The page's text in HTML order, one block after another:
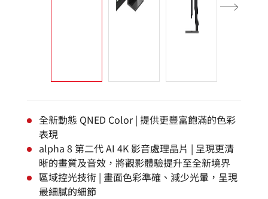
全新動態 QNED Color | 提供更豐富飽滿的色彩
表現
alpha 8 第二代 AI 4K 影音處理晶片 | 呈現更清
晰的畫質及音效，將觀影體驗提升至全新境界
區域控光技術 | 畫面色彩準確、減少光暈，呈現
最細膩的細節